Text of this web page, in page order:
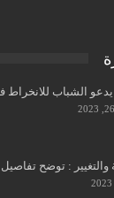
يدعو الشباب
والتغيير : توضح